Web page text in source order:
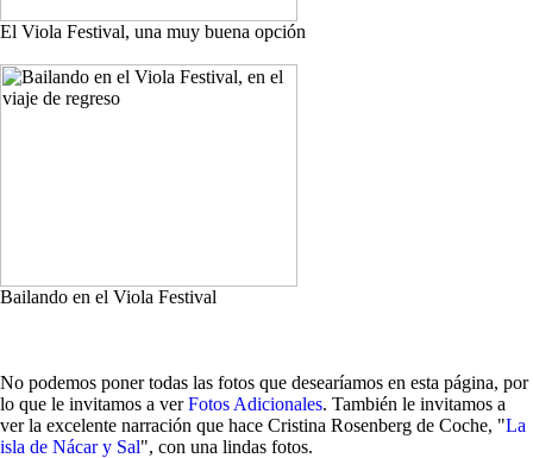
El Viola Festival, una muy buena opción
Bailando en el Viola Festival
No podemos poner todas las fotos que desearíamos en esta página, por
lo que le invitamos a verFotos Adicionales. También le invitamos a
ver la excelente narración que hace Cristina Rosenberg de Coche, "La
isla de Nácar y Sal", con una lindas fotos.